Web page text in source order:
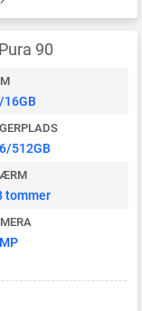
90
16GB
512GB
tommer